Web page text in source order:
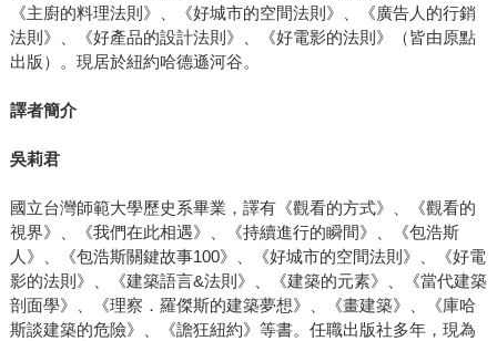
《主廚的料理法則》、《好城市的空間法則》、《廣告人的行銷
法則》、《好產品的設計法則》、《好電影的法則》（皆由原點
出版）。現居於紐約哈德遜河谷。
譯者簡介
吳莉君
國立台灣師範大學歷史系畢業，譯有《觀看的方式》、《觀看的
視界》、《我們在此相遇》、《持續進行的瞬間》、《包浩斯
人》、《包浩斯關鍵故事100》、《好城市的空間法則》、《好電
影的法則》、《建築語言&法則》、《建築的元素》、《當代建築
剖面學》、《理察．羅傑斯的建築夢想》、《畫建築》、《庫哈
斯談建築的危險》、《譫狂紐約》等書。任職出版社多年，現為